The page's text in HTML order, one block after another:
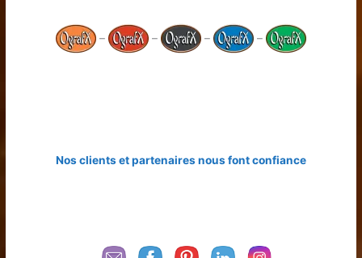
– – – –
Nos clients et partenaires nous font confiance